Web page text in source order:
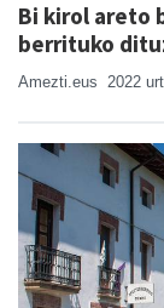
Bi kirol areto
berrituko
Amezti.eus 2022